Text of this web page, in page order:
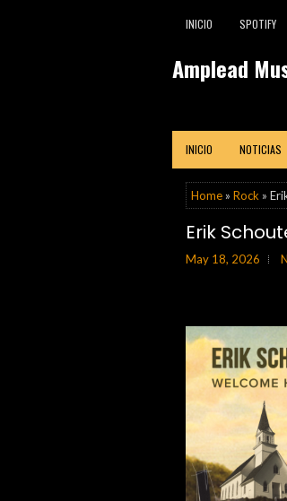
INICIO SPOTIFY
Amplead
INICIO NOTICIAS
Home » Rock »
Erik
May 18, 2026